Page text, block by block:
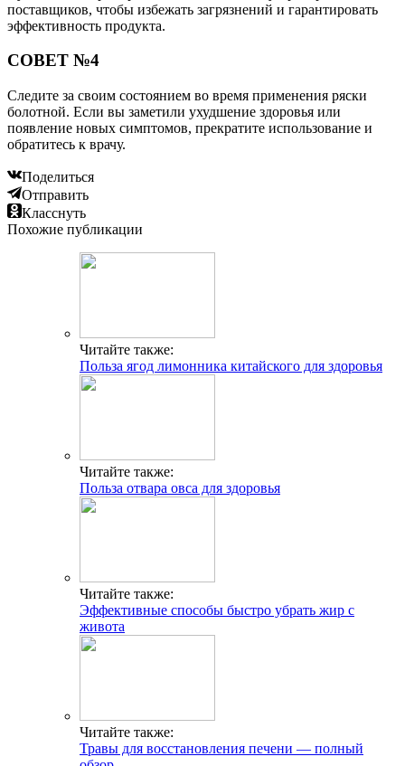
поставщиков, чтобы избежать загрязнений и гарантировать
эффективность продукта.
СОВЕТ №4
Следите за своим состоянием во время применения ряски
болотной. Если вы заметили ухудшение здоровья или
появление новых симптомов, прекратите использование и
обратитесь к врачу.
Поделиться
Отправить
Класснуть
Похожие публикации
Читайте также:
Польза ягод лимонника китайского для здоровья
Читайте также:
Польза отвара овса для здоровья
Читайте также:
Эффективные способы быстро убрать жир с
живота
Читайте также:
Травы для восстановления печени — полный